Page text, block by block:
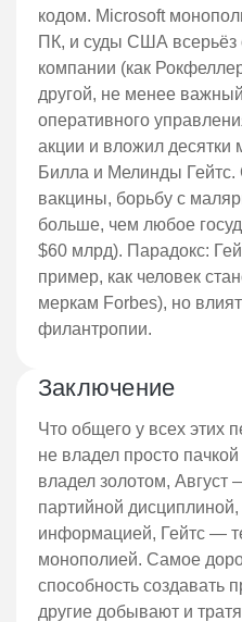
кодом. Microsoft
ПК, и суды США всерьёз
компании (как
другой, не менее
оперативного
акции и вложил
Билла и Мелинды Гейтс.
вакцины, борьбу с
больше, чем любое
$60 млрд). Парадокс:
пример, как человек
меркам Forbes), но
филантропии.
Заключение
Что общего у всех этих
не владел просто
владел золотом,
партийной
информацией, Гейтс —
монополией. Самое
способность создавать
другие добывают и